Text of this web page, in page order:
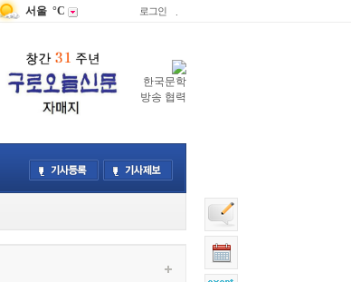
서울 °C 로그인
한국문학
방송 협력